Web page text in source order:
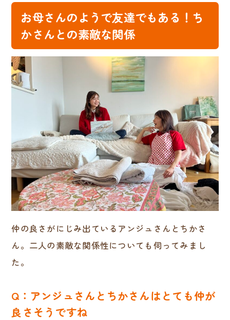
お母さんのようで友達でもある！ち
かさんとの素敵な関係
仲の良さがにじみ出ているアンジュさんとちかさ
ん。二人の素敵な関係性についても伺ってみまし
た。
Q：アンジュさんとちかさんはとても仲が
良さそうですね